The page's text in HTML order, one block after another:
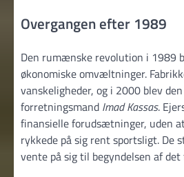
Overgangen efter 1989
Den rumænske revolution i 1989
økonomiske omvæltninger.
vanskeligheder, og i 2000 blev
forretningsmand Imad Kassas.
finansielle forudsætninger, uden
rykkede på sig rent sportsligt. De
vente på sig til begyndelsen af